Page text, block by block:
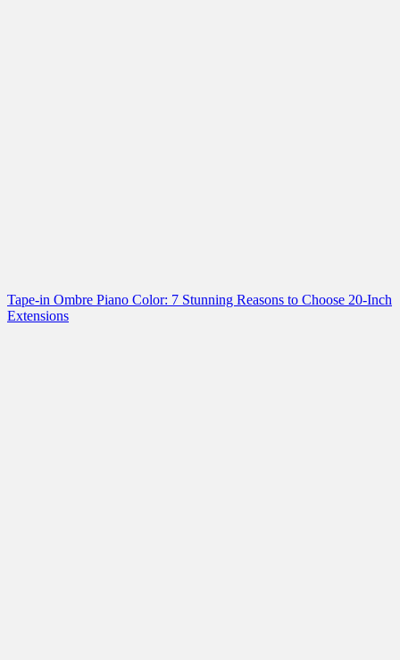
Tape-in Ombre Piano Color: 7 Stunning Reasons to Choose 20-Inch
Extensions